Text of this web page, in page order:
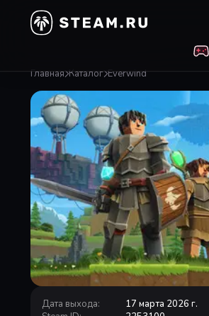
Главная Каталог Everwind
Дата выхода:
17 марта 2026 г.